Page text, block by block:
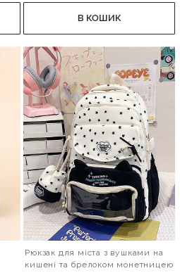
В КОШИК
Рюкзак для міста з вушками на
кишені та брелоком монетницею